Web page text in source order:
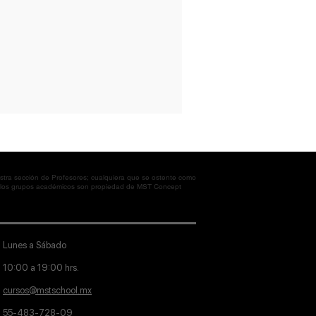
sección de Profesores; cualquiera que se ostente como
grupos académicos son propiedad de MST Concept
Lunes a Sábado
10:00 a 19:00 hrs.
cursos@mstschool.mx
55-483-728-09